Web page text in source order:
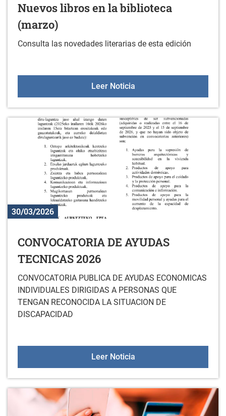
Nuevos libros en la biblioteca
(marzo)
Consulta las novedades literarias de esta edición
Leer NoticiaNuevos libros en la
30/03/2026
CONVOCATORIA DE AYUDAS
TECNICAS 2026
CONVOCATORIA PUBLICA DE AYUDAS ECONOMICAS
INDIVIDUALES DIRIGIDAS A PERSONAS QUE
TENGAN RECONOCIDA LA SITUACION DE
DISCAPACIDAD
Leer NoticiaCONVOCATORIA DE